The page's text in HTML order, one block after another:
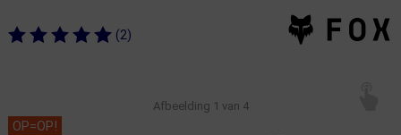
(2)
Afbeelding 1 van 4
OP=OP!